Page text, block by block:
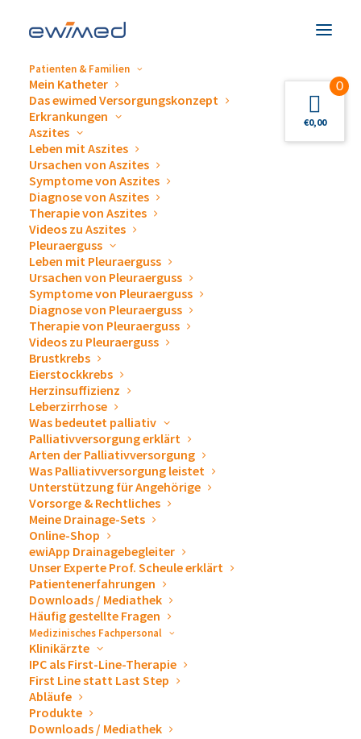
Patienten & Familien
Mein Katheter
Das ewimed Versorgungskonzept
Erkrankungen
Aszites
Leben mit Aszites
Ursachen von Aszites
Symptome von Aszites
Diagnose von Aszites
Therapie von Aszites
Videos zu Aszites
Pleuraerguss
Leben mit Pleuraerguss
Ursachen von Pleuraerguss
Symptome von Pleuraerguss
Diagnose von Pleuraerguss
Therapie von Pleuraerguss
Videos zu Pleuraerguss
Brustkrebs
Eierstockkrebs
Herzinsuffizienz
Leberzirrhose
Was bedeutet palliativ
Palliativversorgung erklärt
Arten der Palliativversorgung
Was Palliativversorgung leistet
Unterstützung für Angehörige
Vorsorge & Rechtliches
Meine Drainage-Sets
Online-Shop
ewiApp Drainagebegleiter
Unser Experte Prof. Scheule erklärt
Patientenerfahrungen
Downloads / Mediathek
Häufig gestellte Fragen
Medizinisches Fachpersonal
Klinikärzte
IPC als First-Line-Therapie
First Line statt Last Step
Abläufe
Produkte
Downloads / Mediathek
Veranstaltungen &
Termine
Gerne beantworten wir Ihre Fragen zum Thema
Drainage von Pleuraergüssen und Aszites,
unseren Drainagesystemen sowie ewimed als
Medizintechnikunternehmen auch an unseren
Ausstellungsständen. Lernen Sie uns auf Messen
& Kongressen persönlich kennen. Wir freuen uns
auf Sie!
« Alle Veranstaltungen
Diese Veranstaltung hat bereits stattgefunden.
64. Jahreskongress der
SPIG – Neustadt an der
Weinstraße
0
€0,00